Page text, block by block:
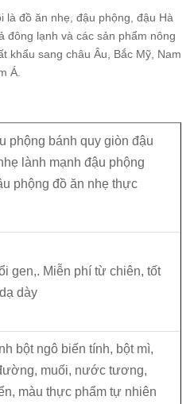
là đồ ăn nhẹ, đậu phộng, đậu Hà
đông lạnh và các sản phẩm nông
khẩu sang châu Âu, Bắc Mỹ, Nam
Á.
phộng bánh quy giòn đậu
lành mạnh đậu phộng
phộng đồ ăn nhẹ thực
gen,. Miễn phí từ chiên, tốt
dày
bột ngô biến tính, bột mì,
muối, nước tương,
màu thực phẩm tự nhiên